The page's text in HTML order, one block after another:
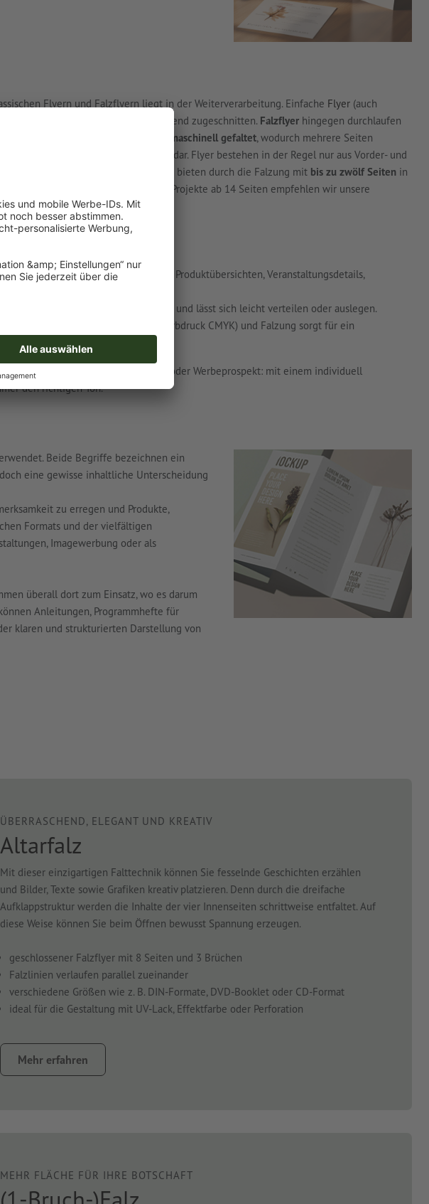
Flyern und Falzflyern liegt in der Weiterverarbeitung. Einfache Flyer (auch
beidseitig bedruckt und anschließend zugeschnitten. Falzflyer hingegen durchlaufen
das Falzen. Dabei wird das
Papier maschinell gefaltet, wodurch mehrere Seiten
stellt die Seitenanzahl dar. Flyer bestehen in der Regel nur aus Vorder- und
prägnante Botschaften. Falzflyer bieten durch die Falzung mit bis zu zwölf Seiten in
für Ihre Inhalte. Für umfangreichere Projekte ab 14 Seiten empfehlen wir unsere
für strukturierte Informationen, z. B. Produktübersichten, Veranstaltungsdetails,
Seiten bleibt der Flyer kompakt und lässt sich leicht verteilen oder auslegen.
aus Design, Farbigkeit (Vierfarbdruck CMYK) und Falzung sorgt für ein
Folder, Eventkalender, Speisekarte oder Werbeprospekt: mit einem individuell
den richtigen Ton.
Beide Begriffe bezeichnen ein
eine gewisse inhaltliche Unterscheidung
zu erregen und Produkte,
Formats und der vielfältigen
Imagewerbung oder als
überall dort zum Einsatz, wo es darum
Anleitungen, Programmhefte für
klaren und strukturierten Darstellung von
ÜBERRASCHEND, ELEGANT UND KREATIV
Altarfalz
Mit dieser einzigartigen Falttechnik können Sie fesselnde Geschichten erzählen
und Bilder, Texte sowie Grafiken kreativ platzieren. Denn durch die dreifache
Aufklappstruktur werden die Inhalte der vier Innenseiten schrittweise entfaltet. Auf
diese Weise können Sie beim Öffnen bewusst Spannung erzeugen.
geschlossener Falzflyer mit 8 Seiten und 3 Brüchen
Falzlinien verlaufen parallel zueinander
verschiedene Größen wie z. B. DIN-Formate, DVD-Booklet oder CD-Format
ideal für die Gestaltung mit UV-Lack, Effektfarbe oder Perforation
Mehr erfahren
MEHR FLÄCHE FÜR IHRE BOTSCHAFT